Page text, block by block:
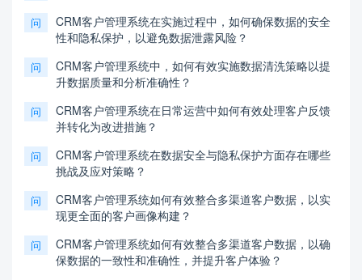
问
CRM客户管理系统在实施过程中，如何确保数据的安全
性和隐私保护，以避免数据泄露风险？
问
CRM客户管理系统中，如何有效实施数据清洗策略以提
升数据质量和分析准确性？
问
CRM客户管理系统在日常运营中如何有效处理客户反馈
并转化为改进措施？
问
CRM客户管理系统在数据安全与隐私保护方面存在哪些
挑战及应对策略？
问
CRM客户管理系统如何有效整合多渠道客户数据，以实
现更全面的客户画像构建？
问
CRM客户管理系统如何有效整合多渠道客户数据，以确
保数据的一致性和准确性，并提升客户体验？